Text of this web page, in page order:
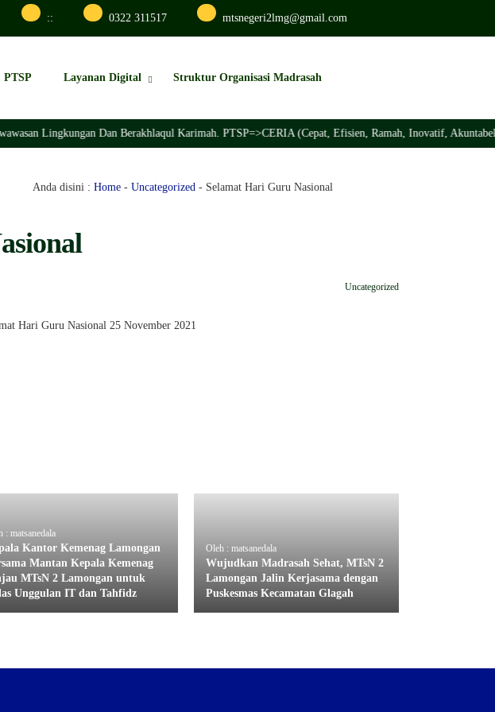
:: 0322 311517 mtsnegeri2lmg@gmail.com
PTSP Layanan Digital Struktur Organisasi Madrasah
Lingkungan Dan Berakhlaqul Karimah. PTSP=>CERIA (Cepat, Efisien, Ramah, Inovatif, Akuntabel)
Anda disini : Home - Uncategorized - Selamat Hari Guru Nasional
Uncategorized
Hari Guru Nasional 25 November 2021
: matsanedala
Kantor Kemenag Lamongan
Mantan Kepala Kemenag
MTsN 2 Lamongan untuk
Unggulan IT dan Tahfidz
Oleh : matsanedala
Wujudkan Madrasah Sehat, MTsN 2
Lamongan Jalin Kerjasama dengan
Puskesmas Kecamatan Glagah